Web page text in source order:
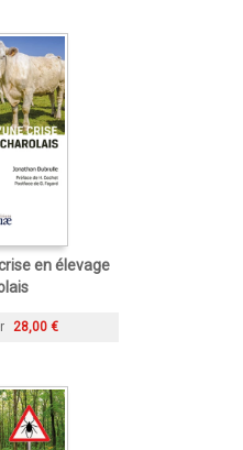
en élevage
28,00 €